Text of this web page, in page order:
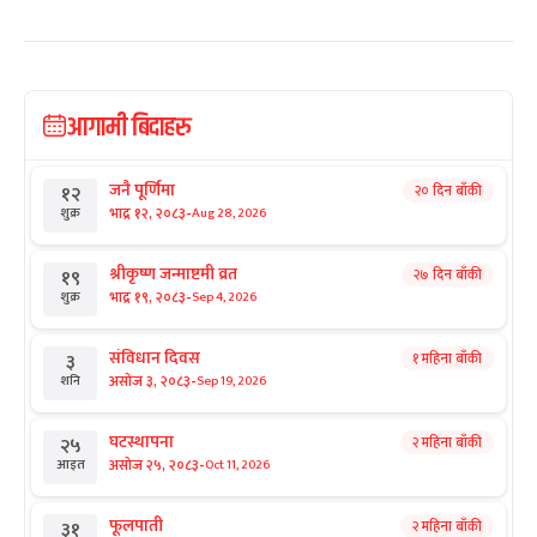
आगामी बिदाहरु
१२
शुक्र
जनै पूर्णिमा
भाद्र १२, २०८३-Aug 28, 2026
२० दिन बाँकी
१९
शुक्र
श्रीकृष्ण जन्माष्टमी व्रत
भाद्र १९, २०८३-Sep 4, 2026
२७ दिन बाँकी
३
शनि
संविधान दिवस
असोज ३, २०८३-Sep 19, 2026
१ महिना बाँकी
२५
आइत
घटस्थापना
असोज २५, २०८३-Oct 11, 2026
२ महिना बाँकी
फूलपाती २ महिना बाँकी